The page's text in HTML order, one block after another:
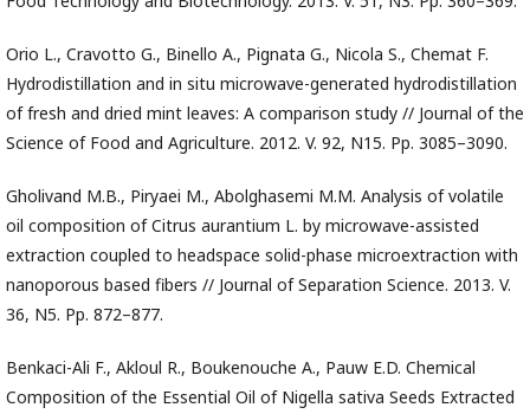
Orio L., Cravotto G., Binello A., Pignata G., Nicola S., Chemat F.
Hydrodistillation and in situ microwave-generated hydrodistillation
of fresh and dried mint leaves: A comparison study // Journal of the
Science of Food and Agriculture. 2012. V. 92, N15. Pp. 3085–3090.
Gholivand M.B., Piryaei M., Abolghasemi M.M. Analysis of volatile
oil composition of Citrus aurantium L. by microwave-assisted
extraction coupled to headspace solid-phase microextraction with
nanoporous based fibers // Journal of Separation Science. 2013. V.
36, N5. Pp. 872–877.
Benkaci-Ali F., Akloul R., Boukenouche A., Pauw E.D. Chemical
Composition of the Essential Oil of Nigella sativa Seeds Extracted